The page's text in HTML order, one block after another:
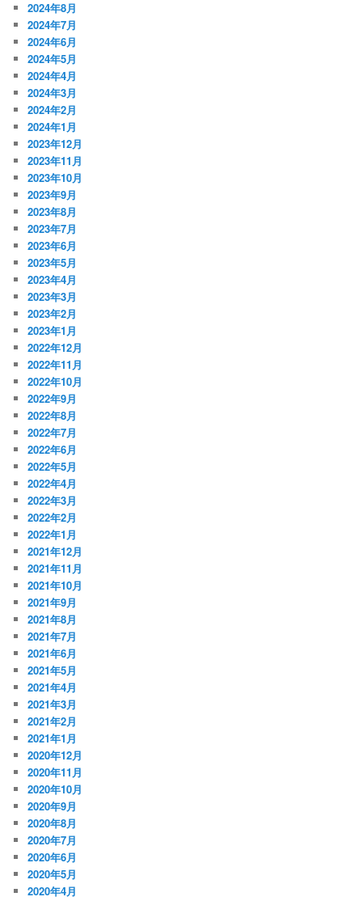
2024年8月
2024年7月
2024年6月
2024年5月
2024年4月
2024年3月
2024年2月
2024年1月
2023年12月
2023年11月
2023年10月
2023年9月
2023年8月
2023年7月
2023年6月
2023年5月
2023年4月
2023年3月
2023年2月
2023年1月
2022年12月
2022年11月
2022年10月
2022年9月
2022年8月
2022年7月
2022年6月
2022年5月
2022年4月
2022年3月
2022年2月
2022年1月
2021年12月
2021年11月
2021年10月
2021年9月
2021年8月
2021年7月
2021年6月
2021年5月
2021年4月
2021年3月
2021年2月
2021年1月
2020年12月
2020年11月
2020年10月
2020年9月
2020年8月
2020年7月
2020年6月
2020年5月
2020年4月